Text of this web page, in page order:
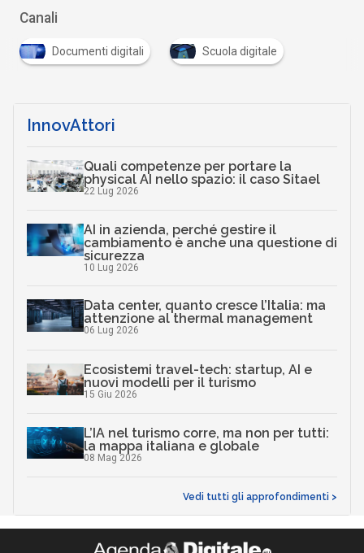
Canali
Documenti digitali Scuola digitale
InnovAttori
Quali competenze per portare la
physical AI nello spazio: il caso Sitael
22 Lug 2026
AI in azienda, perché gestire il
cambiamento è anche una questione di
sicurezza
10 Lug 2026
Data center, quanto cresce l’Italia: ma
attenzione al thermal management
06 Lug 2026
Ecosistemi travel-tech: startup, AI e
nuovi modelli per il turismo
15 Giu 2026
L’IA nel turismo corre, ma non per tutti:
la mappa italiana e globale
08 Mag 2026
Vedi tutti gli approfondimenti >